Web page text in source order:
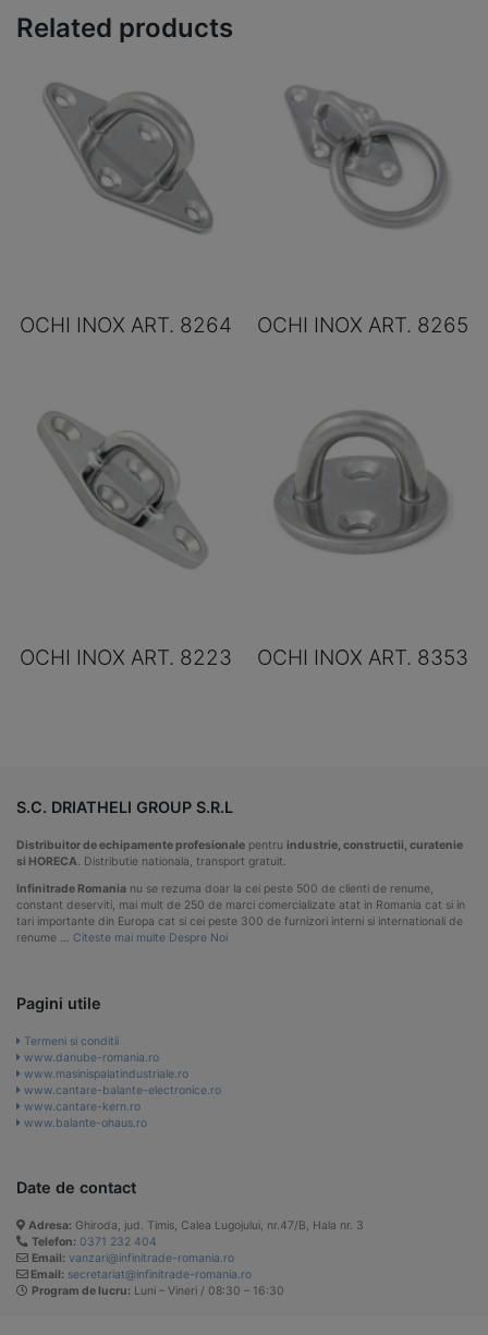
Related products
OCHI INOX ART. 8264 OCHI INOX ART. 8265
OCHI INOX ART. 8223 OCHI INOX ART. 8353
S.C. DRIATHELI GROUP S.R.L
Distribuitor de echipamente profesionale pentru industrie, constructii, curatenie
si HORECA. Distributie nationala, transport gratuit.
Infinitrade Romania nu se rezuma doar la cei peste 500 de clienti de renume,
constant deserviti, mai mult de 250 de marci comercializate atat in Romania cat si in
tari importante din Europa cat si cei peste 300 de furnizori interni si internationali de
renume … Citeste mai multe Despre Noi
Pagini utile
Termeni si conditii
www.danube-romania.ro
www.masinispalatindustriale.ro
www.cantare-balante-electronice.ro
www.cantare-kern.ro
www.balante-ohaus.ro
Date de contact
Adresa: Ghiroda, jud. Timis, Calea Lugojului, nr.47/B, Hala nr. 3
Telefon: 0371 232 404
Email: vanzari@infinitrade-romania.ro
Email: secretariat@infinitrade-romania.ro
Program de lucru: Luni – Vineri / 08:30 – 16:30